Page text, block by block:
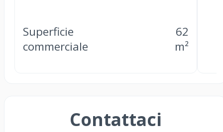
Superficie
commerciale
62
m²
Contattaci